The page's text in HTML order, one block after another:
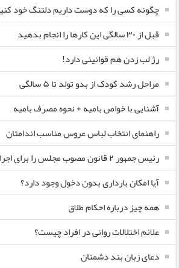
چگونه کسی را که دوست داریم دلتنگ خود
قبل از ۳۰ سالگی این کارها را انجام بدهید
رژ لب زدن هم قوانینی دارد!
مراحل رشد کودک از بدو تولد تا ۵ سالگی
آشنایی با خواص بامیه + نحوه مصرف بامیه
راهنمای انتخاب لباس عروس مناسب اندامتان
رئیس جمهور ۲ قانون مصوب مجلس را برای اجرا ابلاغ کرد
آیا امکان بارداری بدون دخول وجود دارد؟
همه چیز درباره احکام طلاق
علائم اختلالات روانی در افراد چیست؟
دعای زبان بند دشمنان